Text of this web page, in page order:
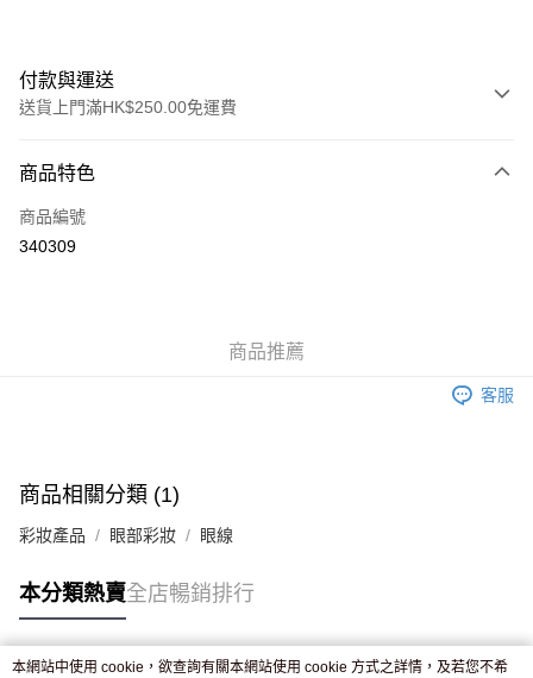
付款與運送
送貨上門滿HK$250.00免運費
信用卡
Apple Pay
付款後門市自取，訂單確認後2-4個工作天到店，7天內取。逾期後
商品特色
商品編號
340309
商品推薦
客服
商品相關分類 (1)
彩妝產品 眼部彩妝 眼線
本分類熱賣全店暢銷排行
本網站中使用 cookie，欲查詢有關本網站使用 cookie 方式之詳情，及若您不希